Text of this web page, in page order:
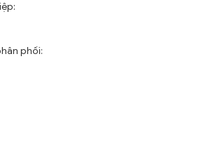
phối: